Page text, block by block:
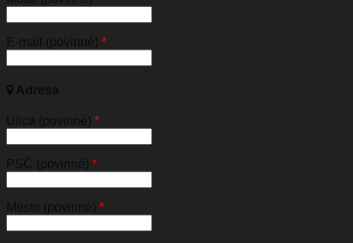
E-mail (povinné) *
Adresa
Ulica (povinné) *
PSČ (povinné) *
Mesto (povinné) *